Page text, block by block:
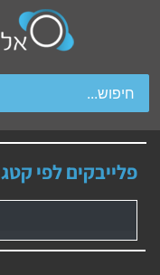
swipe gestures.
פלייבקים לפי